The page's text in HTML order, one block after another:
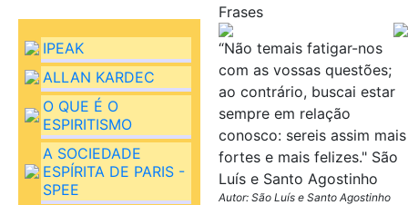
IPEAK
ALLAN KARDEC
O QUE É O
ESPIRITISMO
A SOCIEDADE
ESPÍRITA DE PARIS -
SPEE
Frases
“Não temais fatigar-nos
com as vossas questões;
ao contrário, buscai estar
sempre em relação
conosco: sereis assim mais
fortes e mais felizes." São
Luís e Santo Agostinho
Autor: São Luís e Santo Agostinho